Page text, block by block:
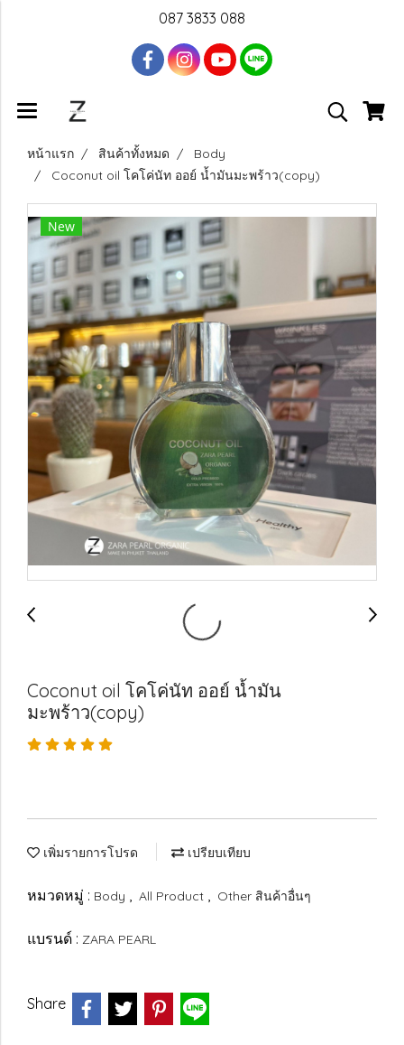
087 3833 088
หน้าแรก สินค้าทั้งหมด
Body
Coconut oil โคโค่นัท ออย์ น้ำมันมะพร้าว(copy)
New
Coconut oil โคโค่นัท ออย์ น้ำมัน
มะพร้าว(copy)
เพิ่มรายการโปรด เปรียบเทียบ
หมวดหมู่ : Body , All Product , Other สินค้าอื่นๆ
แบรนด์ : ZARA PEARL
Share